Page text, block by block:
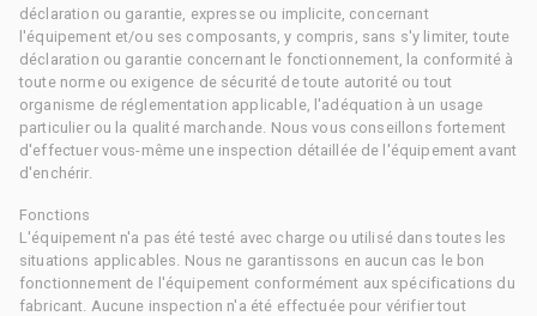
déclaration ou garantie, expresse ou implicite, concernant
l'équipement et/ou ses composants, y compris, sans s'y limiter, toute
déclaration ou garantie concernant le fonctionnement, la conformité à
toute norme ou exigence de sécurité de toute autorité ou tout
organisme de réglementation applicable, l'adéquation à un usage
particulier ou la qualité marchande. Nous vous conseillons fortement
d'effectuer vous-même une inspection détaillée de l'équipement avant
d'enchérir.
Fonctions
L'équipement n'a pas été testé avec charge ou utilisé dans toutes les
situations applicables. Nous ne garantissons en aucun cas le bon
fonctionnement de l'équipement conformément aux spécifications du
fabricant. Aucune inspection n'a été effectuée pour vérifier tout